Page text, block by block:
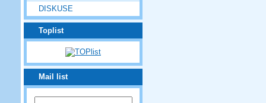
DISKUSE
Toplist
Mail list